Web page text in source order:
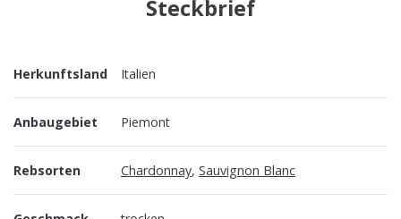
Steckbrief
Herkunftsland Italien
Anbaugebiet Piemont
Rebsorten Chardonnay, Sauvignon Blanc